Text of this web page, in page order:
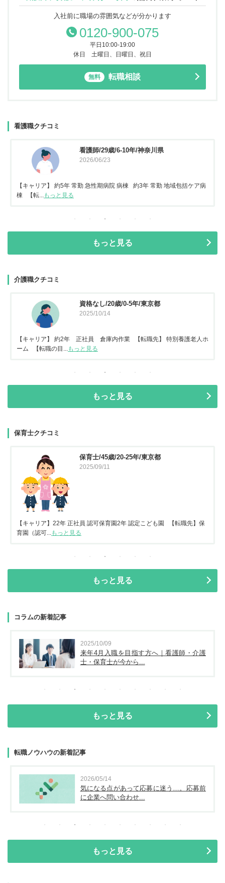
入社前に職場の雰囲気などが分かります
0120-900-075
平日10:00-19:00
休日 土曜日、日曜日、祝日
無料 転職相談
看護職クチコミ
看護師/29歳/6-10年/神奈川県
2026/06/23
【キャリア】 約5年 常勤 急性期病院 病棟 約3年 常勤 地域包括ケア病
棟 【転...もっと見る
もっと見る
介護職クチコミ
資格なし/20歳/0-5年/東京都
2025/10/14
【キャリア】 約2年 正社員 倉庫内作業 【転職先】 特別養護老人ホ
ーム 【転職の目...
もっと見る
もっと見る
保育士クチコミ
保育士/45歳/20-25年/東京都
2025/09/11
【キャリア】22年 正社員 認可保育園2年 認定こども園 【転職先】保
育園（認可...もっと見る
もっと見る
コラムの新着記事
2025/10/09
来年4月入職を目指す方へ｜看護師・介護
士・保育士が今から...
もっと見る
転職ノウハウの新着記事
2026/05/14
気になる点があって応募に迷う…。応募前
に企業へ問い合わせ...
もっと見る